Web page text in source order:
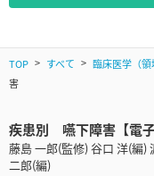
TOP すべて 臨床医学（領
害
疾患別 嚥下障害【電子
藤島 一郎(監修) 谷口 洋(編)
二郎(編)